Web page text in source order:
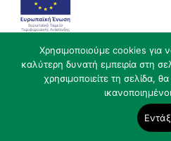
Χρησιμοποιούμε cookies για
καλύτερη δυνατή εμπειρία στη
χρησιμοποιείτε τη σελίδα,